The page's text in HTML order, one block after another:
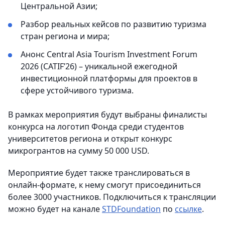
Центральной Азии;
Разбор реальных кейсов по развитию туризма
стран региона и мира;
Анонс Central Asia Tourism Investment Forum
2026 (CATIF’26) – уникальной ежегодной
инвестиционной платформы для проектов в
сфере устойчивого туризма.
В рамках мероприятия будут выбраны финалисты
конкурса на логотип Фонда среди студентов
университетов региона и открыт конкурс
микрогрантов на сумму 50 000 USD.
Мероприятие будет также транслироваться в
онлайн-формате, к нему смогут присоединиться
более 3000 участников. Подключиться к трансляции
можно будет на каналеSTDFoundation по ссылке.